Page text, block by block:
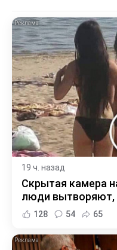
19 ч. назад
Скрытая камера
люди вытворяют,
128 54 65